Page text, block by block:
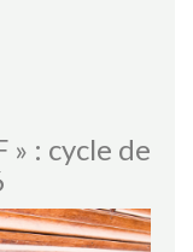
» : cycle de